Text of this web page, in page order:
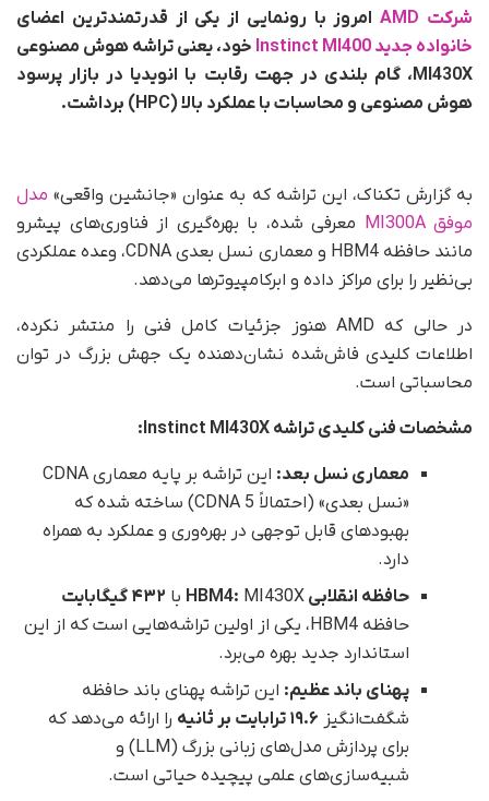
شرکت AMD
امروز با رونمایی از یکی از قدرتمندترین اعضای
خانواده جدید Instinct MI400
خود، یعنی تراشه هوش مصنوعی
MI430X، گام بلندی در جهت رقابت با انویدیا در بازار پرسود
هوش مصنوعی و محاسبات با عملکرد بالا (HPC) برداشت.
به گزارش تکناک، این تراشه که به عنوان «جانشین واقعی» مدل
موفق MI300A
معرفی شده، با بهره‌گیری از فناوری‌های پیشرو
مانند حافظه HBM4 و معماری نسل بعدی CDNA، وعده عملکردی
بی‌نظیر را برای مراکز داده و ابرکامپیوترها می‌دهد.
در حالی که AMD هنوز جزئیات کامل فنی را منتشر نکرده،
اطلاعات کلیدی فاش‌شده نشان‌دهنده یک جهش بزرگ در توان
محاسباتی است.
مشخصات فنی کلیدی تراشه Instinct MI430X:
معماری نسل بعد:
این تراشه بر پایه معماری CDNA
«نسل بعدی» (احتمالاً CDNA 5) ساخته شده که
بهبودهای قابل توجهی در بهره‌وری و عملکرد به همراه
دارد.
حافظه انقلابی HBM4:MI430X با
۴۳۲ گیگابایت
حافظه HBM4، یکی از اولین تراشه‌هایی است که از این
استاندارد جدید بهره می‌برد.
پهنای باند عظیم: این تراشه پهنای باند حافظه
شگفت‌انگیز ۱۹.۶ ترابایت بر ثانیه
را ارائه می‌دهد که
برای پردازش مدل‌های زبانی بزرگ (LLM) و
شبیه‌سازی‌های علمی پیچیده حیاتی است.